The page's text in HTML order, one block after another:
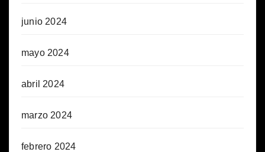
junio 2024
mayo 2024
abril 2024
marzo 2024
febrero 2024